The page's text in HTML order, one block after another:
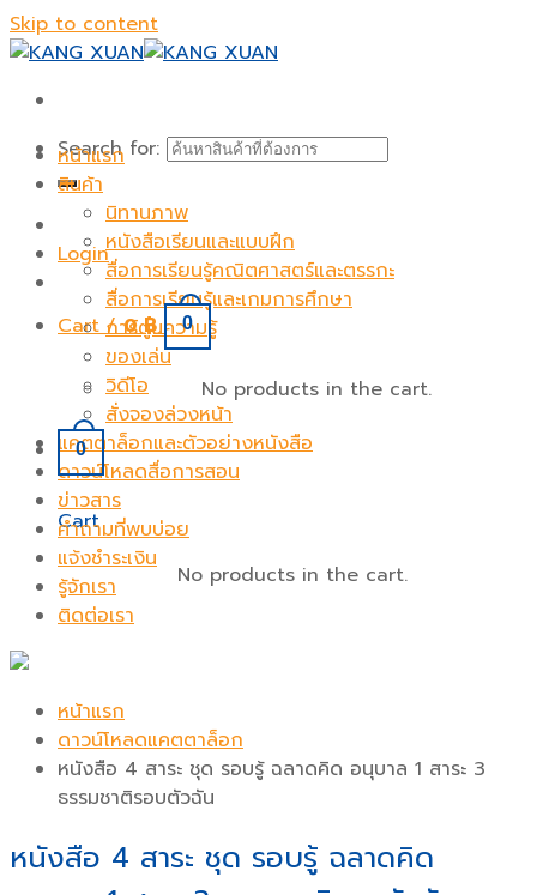
Skip to content
Search for:
Login
Cart /0฿ 0
No products in the cart.
0
Cart
No products in the cart.
หน้าแรก
สินค้า
นิทานภาพ
หนังสือเรียนและแบบฝึก
สื่อการเรียนรู้คณิตศาสตร์และตรรกะ
สื่อการเรียนรู้และเกมการศึกษา
การ์ตูนความรู้
ของเล่น
วิดีโอ
สั่งจองล่วงหน้า
แคตตาล็อกและตัวอย่างหนังสือ
ดาวน์โหลดสื่อการสอน
ข่าวสาร
คำถามที่พบบ่อย
แจ้งชำระเงิน
รู้จักเรา
ติดต่อเรา
หน้าแรก
ดาวน์โหลดแคตตาล็อก
หนังสือ 4 สาระ ชุด รอบรู้ ฉลาดคิด อนุบาล 1 สาระ 3
ธรรมชาติรอบตัวฉัน
หนังสือ 4 สาระ ชุด รอบรู้ ฉลาดคิด